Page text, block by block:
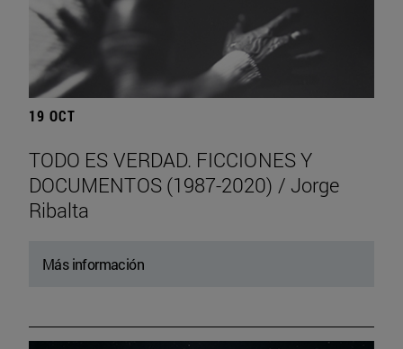
19 OCT
TODO ES VERDAD. FICCIONES Y
DOCUMENTOS (1987-2020) / Jorge
Ribalta
Más información